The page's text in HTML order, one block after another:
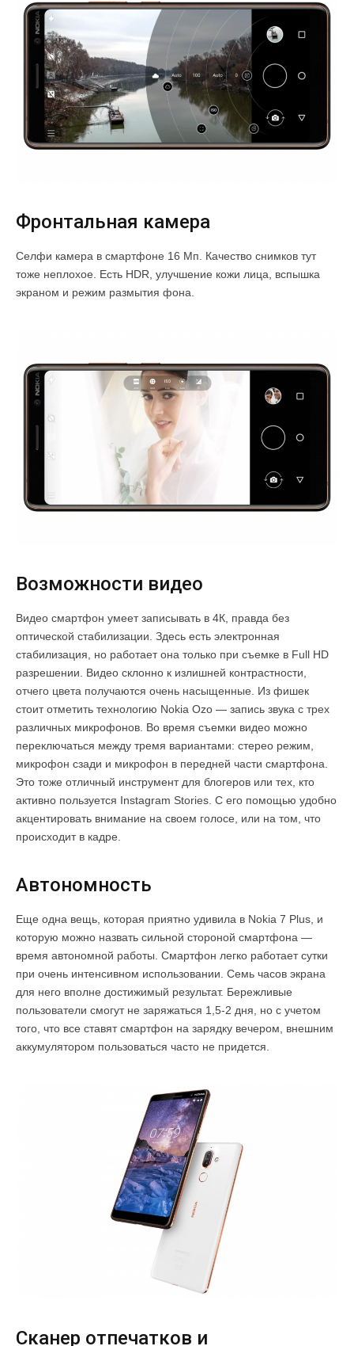
Фронтальная камера
Селфи камера в смартфоне 16 Мп. Качество снимков тут
тоже неплохое. Есть HDR, улучшение кожи лица, вспышка
экраном и режим размытия фона.
Возможности видео
Видео смартфон умеет записывать в 4К, правда без
оптической стабилизации. Здесь есть электронная
стабилизация, но работает она только при съемке в Full HD
разрешении. Видео склонно к излишней контрастности,
отчего цвета получаются очень насыщенные. Из фишек
стоит отметить технологию Nokia Ozo — запись звука с трех
различных микрофонов. Во время съемки видео можно
переключаться между тремя вариантами: стерео режим,
микрофон сзади и микрофон в передней части смартфона.
Это тоже отличный инструмент для блогеров или тех, кто
активно пользуется Instagram Stories. С его помощью удобно
акцентировать внимание на своем голосе, или на том, что
происходит в кадре.
Автономность
Еще одна вещь, которая приятно удивила в Nokia 7 Plus, и
которую можно назвать сильной стороной смартфона —
время автономной работы. Смартфон легко работает сутки
при очень интенсивном использовании. Семь часов экрана
для него вполне достижимый результат. Бережливые
пользователи смогут не заряжаться 1,5-2 дня, но с учетом
того, что все ставят смартфон на зарядку вечером, внешним
аккумулятором пользоваться часто не придется.
Сканер отпечатков и